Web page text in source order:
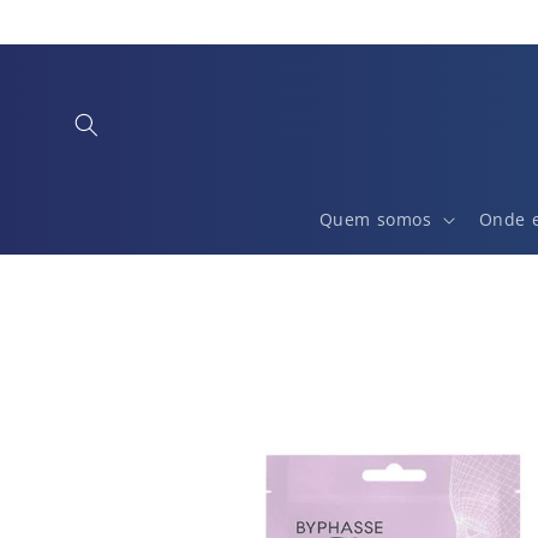
conteúdo
Quem somos Onde